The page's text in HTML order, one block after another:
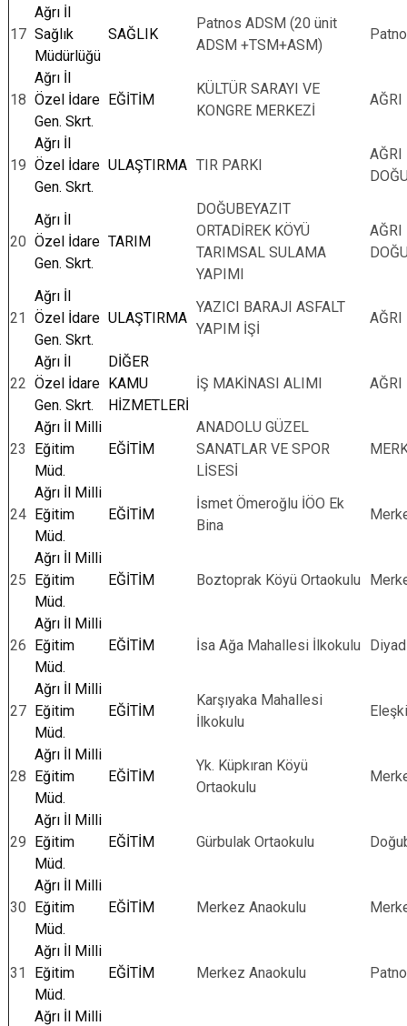
17
Ağrı İl
Sağlık
Müdürlüğü
SAĞLIK
Patnos ADSM (20 ünit
ADSM +TSM+ASM)
18
Ağrı İl
Özel İdare
Gen. Skrt.
EĞİTİM
KÜLTÜR SARAYI VE
KONGRE MERKEZİ
AĞRI
19
Ağrı İl
Özel İdare
Gen. Skrt.
ULAŞTIRMA TIR PARKI
AĞRI
20
Ağrı İl
Özel İdare
Gen. Skrt.
TARIM
DOĞUBEYAZIT
ORTADİREK KÖYÜ
TARIMSAL SULAMA
YAPIMI
AĞRI
21
Ağrı İl
Özel İdare
Gen. Skrt.
ULAŞTIRMA
YAZICI BARAJI ASFALT
YAPIM İŞİ
AĞRI
22
Ağrı İl
Özel İdare
Gen. Skrt.
DİĞER
KAMU
HİZMETLERİ
İŞ MAKİNASI ALIMI AĞRI
23
Ağrı İl Milli
Eğitim
Müd.
EĞİTİM
ANADOLU GÜZEL
SANATLAR VE SPOR
LİSESİ
24
Ağrı İl Milli
Eğitim
Müd.
EĞİTİM
İsmet Ömeroğlu İÖO Ek
Bina
25
Ağrı İl Milli
Eğitim
Müd.
EĞİTİM Boztoprak Köyü Ortaokulu
26
Ağrı İl Milli
Eğitim
Müd.
EĞİTİM İsa Ağa Mahallesi İlkokulu
27
Ağrı İl Milli
Eğitim
Müd.
EĞİTİM
Karşıyaka Mahallesi
İlkokulu
28
Ağrı İl Milli
Eğitim
Müd.
EĞİTİM
Yk. Küpkıran Köyü
Ortaokulu
29
Ağrı İl Milli
Eğitim
Müd.
EĞİTİM Gürbulak Ortaokulu
30
Ağrı İl Milli
Eğitim
Müd.
EĞİTİM Merkez Anaokulu
31
Ağrı İl Milli
Eğitim
Müd.
EĞİTİM Merkez Anaokulu
Ağrı İl Milli